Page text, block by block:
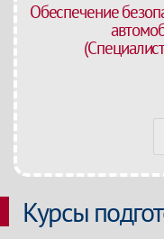
Обеспечение
Курсы